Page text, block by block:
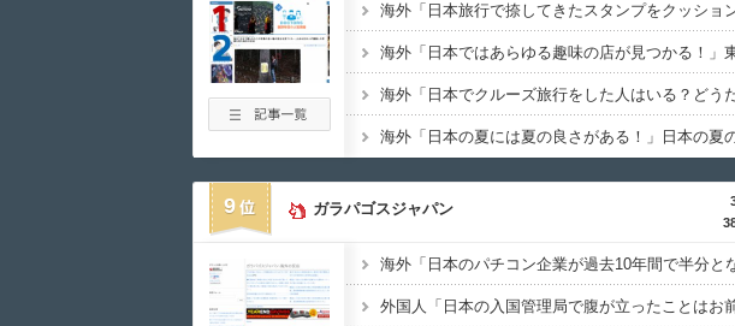
08月07日 02:17 日本の大相撲力士の引退後の姿に世界が騒然
08月07日 00:31 韓国人「とある日本の飲食店で、韓国人店員
08月07日 00:18 【海外の反応】冨安健洋がクリスタル・パレ
08月06日 23:45
08月06日 23:11 外国人「これが日本で嫌われてるアニメキャ
08月06日 22:40 海外「素晴らしい追悼」東野圭吾最新作の発
9 ガラパゴスジャパン